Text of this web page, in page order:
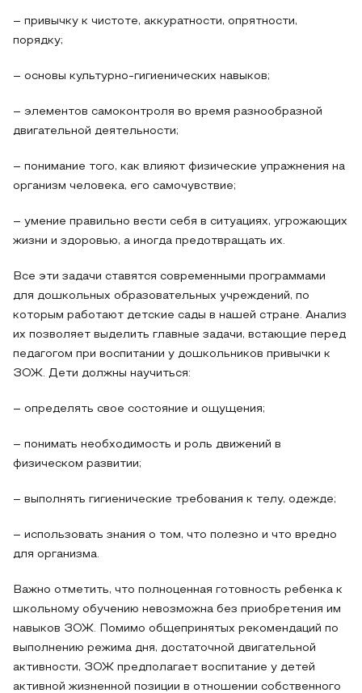
– привычку к чистоте, аккуратности, опрятности,
порядку;
– основы культурно-гигиенических навыков;
– элементов самоконтроля во время разнообразной
двигательной деятельности;
– понимание того, как влияют физические упражнения на
организм человека, его самочувствие;
– умение правильно вести себя в ситуациях, угрожающих
жизни и здоровью, а иногда предотвращать их.
Все эти задачи ставятся современными программами
для дошкольных образовательных учреждений, по
которым работают детские сады в нашей стране. Анализ
их позволяет выделить главные задачи, встающие перед
педагогом при воспитании у дошкольников привычки к
ЗОЖ. Дети должны научиться:
– определять свое состояние и ощущения;
– понимать необходимость и роль движений в
физическом развитии;
– выполнять гигиенические требования к телу, одежде;
– использовать знания о том, что полезно и что вредно
для организма.
Важно отметить, что полноценная готовность ребенка к
школьному обучению невозможна без приобретения им
навыков ЗОЖ. Помимо общепринятых рекомендаций по
выполнению режима дня, достаточной двигательной
активности, ЗОЖ предполагает воспитание у детей
активной жизненной позиции в отношении собственного